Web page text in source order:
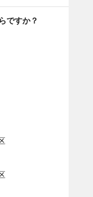
ですか？